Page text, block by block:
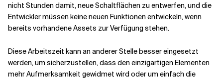
nicht Stunden damit, neue Schaltflächen zu entwerfen, und die
Entwickler müssen keine neuen Funktionen entwickeln, wenn
bereits vorhandene Assets zur Verfügung stehen.
Diese Arbeitszeit kann an anderer Stelle besser eingesetzt
werden, um sicherzustellen, dass den einzigartigen Elementen
mehr Aufmerksamkeit gewidmet wird oder um einfach die